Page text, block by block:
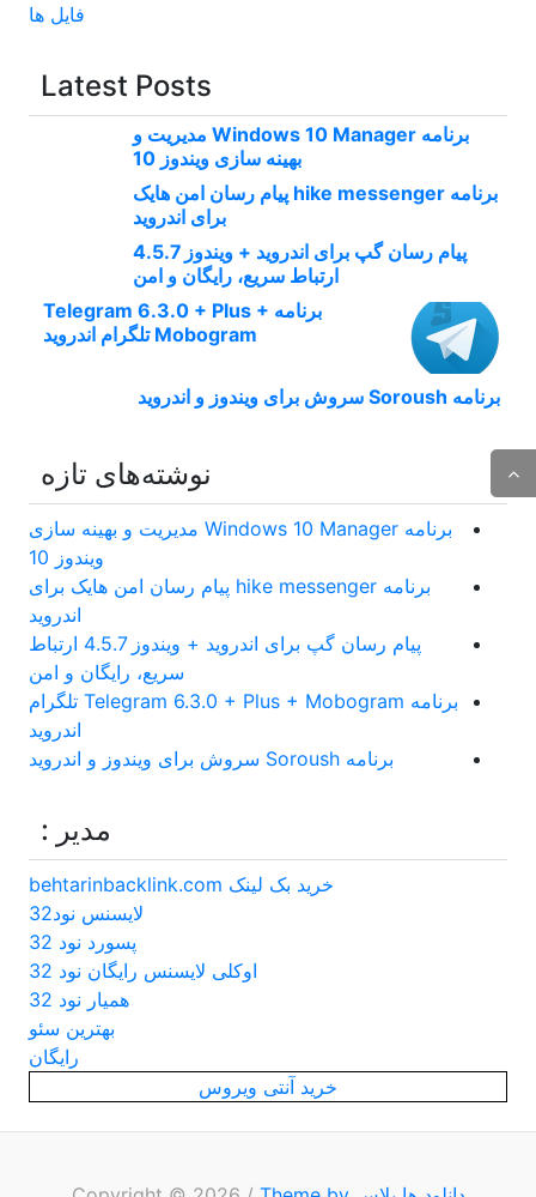
فایل ها
Latest Posts
برنامه Windows 10 Manager مدیریت و
بهینه سازی ویندوز 10
برنامه hike messenger پیام‌ رسان‌ امن هایک
برای اندروید
پیام رسان گپ برای اندروید + ویندوز 4.5.7
ارتباط سریع، رایگان و امن
برنامه Telegram 6.3.0 + Plus +
Mobogram تلگرام اندروید
برنامه Soroush سروش برای ویندوز و اندروید
نوشته‌های تازه
برنامه Windows 10 Manager مدیریت و بهینه سازی
ویندوز 10
برنامه hike messenger پیام‌ رسان‌ امن هایک برای
اندروید
پیام رسان گپ برای اندروید + ویندوز 4.5.7 ارتباط
سریع، رایگان و امن
برنامه Telegram 6.3.0 + Plus + Mobogram تلگرام
اندروید
برنامه Soroush سروش برای ویندوز و اندروید
مدیر :
خرید بک لینک behtarinbacklink.com
لایسنس نود32
پسورد نود 32
اوکلی لایسنس رایگان نود 32
همیار نود 32
بهترین سئو
رایگان
خرید آنتی ویروس